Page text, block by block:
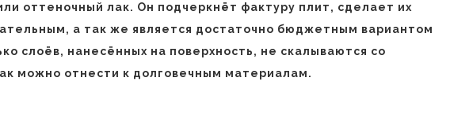
оттеночный лак. Он подчеркнёт фактуру плит, сделает их
а так же является достаточно бюджетным вариантом
слоёв, нанесённых на поверхность, не скалываются со
можно отнести к долговечным материалам.